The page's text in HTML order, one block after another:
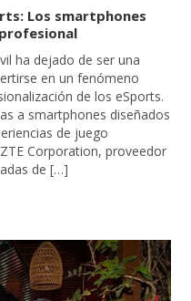
Los smartphones
ha dejado de ser una
en un fenómeno
de los eSports.
a smartphones diseñados
de juego
Corporation, proveedor
de […]